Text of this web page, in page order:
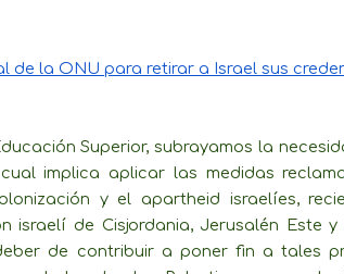
de la ONU para retirar a Israel sus
Superior, subrayamos la
implica aplicar las medidas
y el apartheid israelíes,
israelí de Cisjordania, Jerusalén Este
de contribuir a poner fin a tales